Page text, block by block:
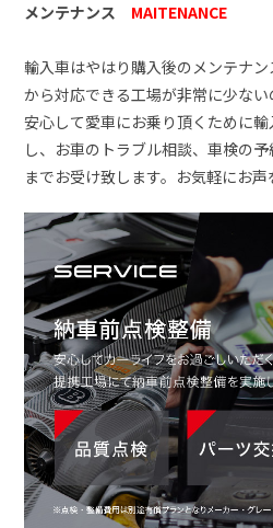
店舗情報 /
会社概要
メンテナンス MAITENANCE
輸入車はやはり購入後のメンテナ
から対応できる工場が非常に少ない
安心して愛車にお乗り頂くために
し、お車のトラブル相談、車検の
までお受け致します。お気軽にお声